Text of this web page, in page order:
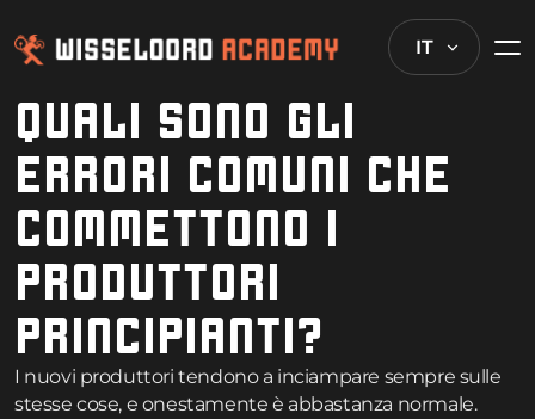
IT
QUALI SONO GLI
ERRORI COMUNI CHE
COMMETTONO I
PRODUTTORI
PRINCIPIANTI?
I nuovi produttori tendono a inciampare sempre sulle
stesse cose, e onestamente è abbastanza normale.